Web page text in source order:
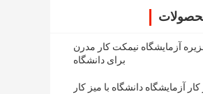
آزمایشگاه نیمکت کار مدرن
برای دانشگاه
کار آزمایشگاه دانشگاه با میز کار